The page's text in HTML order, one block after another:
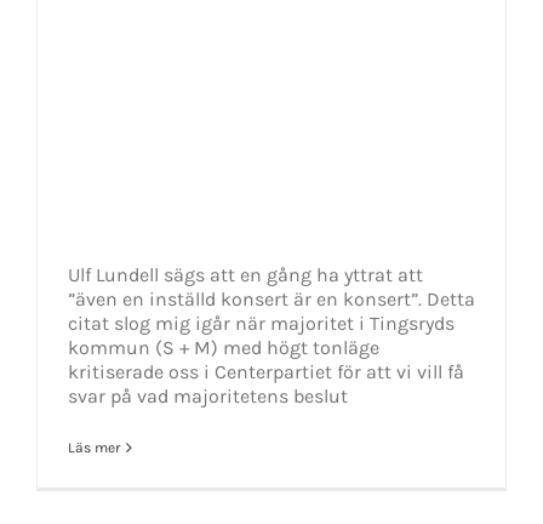
Ulf Lundell sägs att en gång ha yttrat att
”även en inställd konsert är en konsert”. Detta
citat slog mig igår när majoritet i Tingsryds
kommun (S + M) med högt tonläge
kritiserade oss i Centerpartiet för att vi vill få
svar på vad majoritetens beslut
Läs mer